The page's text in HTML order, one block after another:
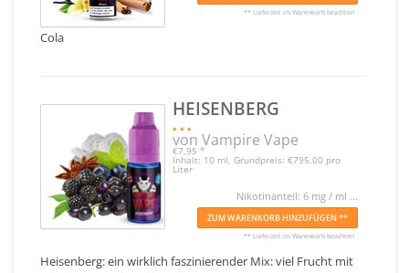
** Lieferzeit im Warenkorb beachten
Cola
HEISENBERG
von Vampire Vape
€7,95 *
Inhalt: 10 ml, Grundpreis: €795,00 pro
Liter
Nikotinanteil: 6 mg / ml ...
ZUM WARENKORB HINZUFÜGEN **
** Lieferzeit im Warenkorb beachten
Heisenberg: ein wirklich faszinierender Mix: viel Frucht mit